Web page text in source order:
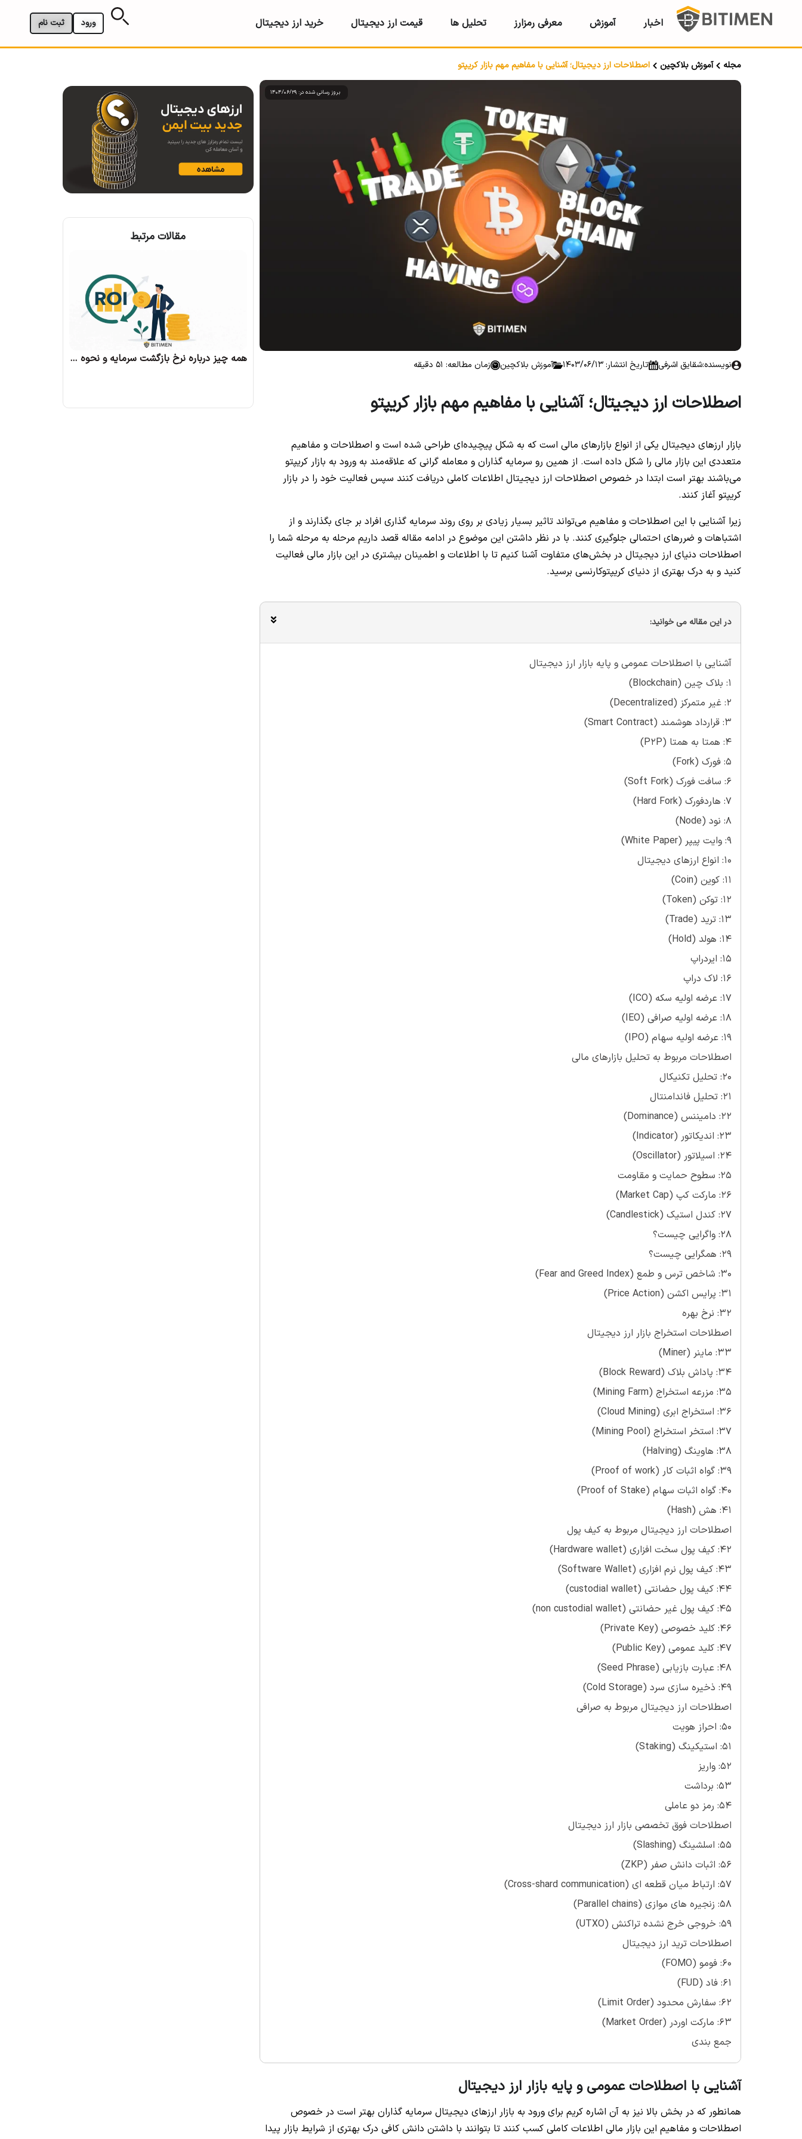
اخبار آموزش معرفی رمزارز تحلیل ها قیمت ارز دیجیتال خرید ارز دیجیتال ثبت نام ورود
مجله آموزش بلاکچین اصطلاحات ارز دیجیتال؛ آشنایی با مفاهیم مهم بازار کریپتو
بروز رسانی شده در: 1404/06/29
نویسنده:شقایق اشرفی تاریخ انتشار: 1403/06/13 آموزش بلاکچین زمان مطالعه: 51 دقیقه
اصطلاحات ارز دیجیتال؛ آشنایی با مفاهیم مهم بازار کریپتو
بازار ارزهای دیجیتال یکی از انواع بازارهای مالی است که به شکل پیچیده‌ای طراحی شده است و اصطلاحات و مفاهیم
متعددی این بازار مالی را شکل داده است. از همین رو سرمایه گذاران و معامله گرانی که علاقه‌مند به ورود به بازار کریپتو
می‌باشند بهتر است ابتدا در خصوص اصطلاحات ارز دیجیتال اطلاعات کاملی دریافت کنند سپس فعالیت خود را در بازار
کریپتو آغاز کنند.
زیرا آشنایی با این اصطلاحات و مفاهیم می‌تواند تاثیر بسیار زیادی بر روی روند سرمایه گذاری افراد بر جای بگذارند و از
اشتباهات و ضررهای احتمالی جلوگیری کنند. با در نظر داشتن این موضوع در ادامه مقاله قصد داریم مرحله به مرحله شما را
اصطلاحات دنیای ارز دیجیتال در بخش‌های متفاوت آشنا کنیم تا با اطلاعات و اطمینان بیشتری در این بازار مالی فعالیت
کنید و به درک بهتری از دنیای کریپتوکارنسی برسید.
در این مقاله می خوانید:
آشنایی با اصطلاحات عمومی و پایه بازار ارز دیجیتال
1: بلاک چین (Blockchain)
2: غیر متمرکز (Decentralized)
3: قرارداد هوشمند (Smart Contract)
4: همتا به همتا (P2P)
5: فورک (Fork)
6: سافت فورک (Soft Fork)
7: هاردفورک (Hard Fork)
8: نود (Node)
9: وایت پیپر (White Paper)
10: انواع ارزهای دیجیتال
11: کوین (Coin)
12: توکن (Token)
13: ترید (Trade)
14: هولد (Hold)
15: ایردراپ
16: لاک دراپ
17: عرضه اولیه سکه (ICO)
18: عرضه اولیه صرافی (IEO)
19: عرضه اولیه سهام (IPO)
اصطلاحات مربوط به تحلیل بازارهای مالی
20: تحلیل تکنیکال
21: تحلیل فاندامنتال
22: دامیننس (Dominance)
23: اندیکاتور (Indicator)
24: اسیلاتور (Oscillator)
25: سطوح حمایت و مقاومت
26: مارکت کپ (Market Cap)
27: کندل استیک (Candlestick)
28: واگرایی چیست؟
29: همگرایی چیست؟
30: شاخص ترس و طمع (Fear and Greed Index)
31: پرایس اکشن (Price Action)
32: نرخ بهره
اصطلاحات استخراج بازار ارز دیجیتال
33: ماینر (Miner)
34: پاداش بلاک (Block Reward)
35: مزرعه استخراج (Mining Farm)
36: استخراج ابری (Cloud Mining)
37: استخر استخراج (Mining Pool)
38: هاوینگ (Halving)
39: گواه اثبات کار (Proof of work)
40: گواه اثبات سهام (Proof of Stake)
41: هش (Hash)
اصطلاحات ارز دیجیتال مربوط به کیف پول
42: کیف پول سخت افزاری (Hardware wallet)
43: کیف پول نرم افزاری (Software Wallet)
44: کیف پول حضانتی (custodial wallet)
45: کیف پول غیر حضانتی (non custodial wallet)
46: کلید خصوصی (Private Key)
47: کلید عمومی (Public Key)
48: عبارت بازیابی (Seed Phrase)
49: ذخیره سازی سرد (Cold Storage)
اصطلاحات ارز دیجیتال مربوط به صرافی
50: احراز هویت
51: استیکینگ (Staking)
52: واریز
53: برداشت
54: رمز دو عاملی
اصطلاحات فوق تخصصی بازار ارز دیجیتال
55: اسلشینگ (Slashing)
56: اثبات دانش صفر (ZKP)
57: ارتباط میان قطعه ای (Cross-shard communication)
58: زنجیره های موازی (Parallel chains)
59: خروجی خرج نشده تراکنش (UTXO)
اصطلاحات ترید ارز دیجیتال
60: فومو (FOMO)
61: فاد (FUD)
62: سفارش محدود (Limit Order)
63: مارکت اوردر (Market Order)
جمع بندی
آشنایی با اصطلاحات عمومی و پایه بازار ارز دیجیتال
همانطور که در بخش بالا نیز به آن اشاره کریم برای ورود به بازار ارزهای دیجیتال سرمایه گذاران بهتر است در خصوص
اصطلاحات و مفاهیم این بازار مالی اطلاعات کاملی کسب کنند تا بتوانند با داشتن دانش کافی درک بهتری از شرایط بازار پیدا
مقالات مرتبط
همه چیز درباره نرخ بازگشت سرمایه و نحوه محاسبه آن